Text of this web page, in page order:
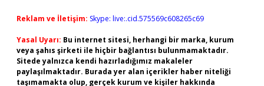
Reklam ve İletişim: Skype: live:.cid.575569c608265c69
Yasal Uyarı: Bu internet sitesi, herhangi bir marka, kurum
veya şahıs şirketi ile hiçbir bağlantısı bulunmamaktadır.
Sitede yalnızca kendi hazırladığımız makaleler
paylaşılmaktadır. Burada yer alan içerikler haber niteliği
taşımamakta olup, gerçek kurum ve kişiler hakkında